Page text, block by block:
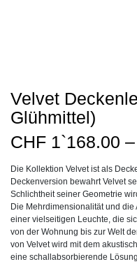
Velvet
Glühmittel)
CHF 1`168.00 –
Die Kollektion Velvet ist als
Deckenversion bewahrt Velvet
Schlichtheit seiner Geometrie
Die Mehrdimensionalität und
einer vielseitigen Leuchte, die
von der Wohnung bis zur Welt
von Velvet wird mit dem
eine schallabsorbierende